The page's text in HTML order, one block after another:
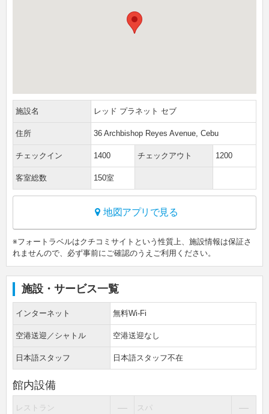
施設名 レッド プラネット セブ
住所 36 Archbishop Reyes Avenue, Cebu
チェックイン 1400 チェックアウト 1200
客室総数 150室
地図アプリで見る
※フォートラベルはクチコミサイトという性質上、施設情報は保証さ
れませんので、必ず事前にご確認のうえご利用ください。
施設・サービス一覧
インターネット 無料Wi-Fi
空港送迎／シャトル 空港送迎なし
日本語スタッフ 日本語スタッフ不在
館内設備
レストラン ― スパ ―